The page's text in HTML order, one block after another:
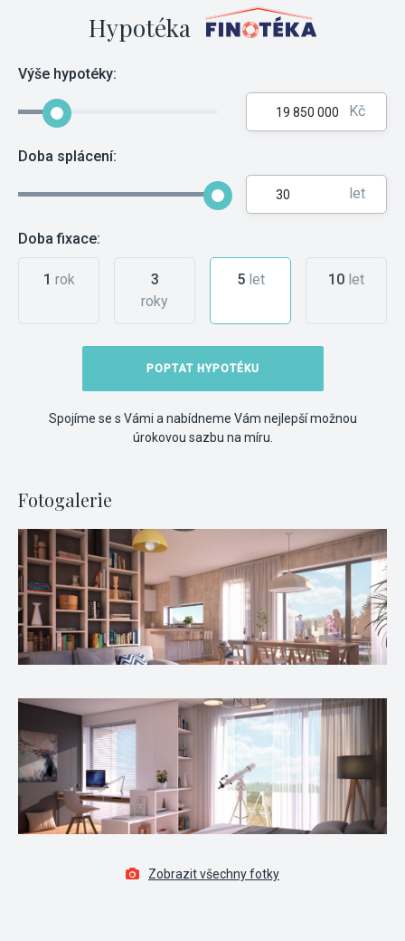
Hypotéka
Výše hypotéky:
Kč
Doba splácení:
let
Doba fixace:
1 rok
3
roky
5let 10 let
POPTAT HYPOTÉKU
Spojíme se s Vámi a nabídneme Vám nejlepší možnou
úrokovou sazbu na míru.
Fotogalerie
Zobrazit všechny fotky